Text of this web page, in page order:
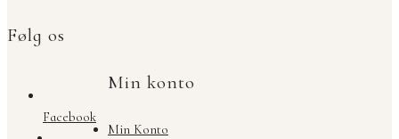
Følg os
Facebook
Min konto
Min Konto